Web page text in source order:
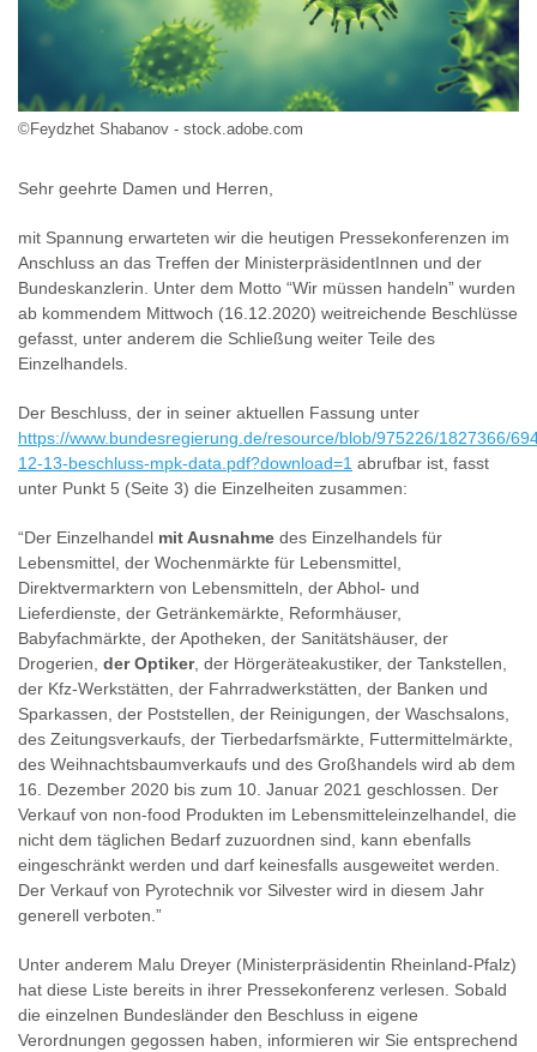
©Feydzhet Shabanov - stock.adobe.com
Sehr geehrte Damen und Herren,
mit Spannung erwarteten wir die heutigen Pressekonferenzen im
Anschluss an das Treffen der MinisterpräsidentInnen und der
Bundeskanzlerin. Unter dem Motto “Wir müssen handeln” wurden
ab kommendem Mittwoch (16.12.2020) weitreichende Beschlüsse
gefasst, unter anderem die Schließung weiter Teile des
Einzelhandels.
Der Beschluss, der in seiner aktuellen Fassung unter
https://www.bundesregierung.de/resource/blob/975226/1827366/
12-13-beschluss-mpk-data.pdf?download=1 abrufbar ist, fasst
unter Punkt 5 (Seite 3) die Einzelheiten zusammen:
“Der Einzelhandel mit Ausnahme des Einzelhandels für
Lebensmittel, der Wochenmärkte für Lebensmittel,
Direktvermarktern von Lebensmitteln, der Abhol- und
Lieferdienste, der Getränkemärkte, Reformhäuser,
Babyfachmärkte, der Apotheken, der Sanitätshäuser, der
Drogerien, der Optiker, der Hörgeräteakustiker, der Tankstellen,
der Kfz-Werkstätten, der Fahrradwerkstätten, der Banken und
Sparkassen, der Poststellen, der Reinigungen, der Waschsalons,
des Zeitungsverkaufs, der Tierbedarfsmärkte, Futtermittelmärkte,
des Weihnachtsbaumverkaufs und des Großhandels wird ab dem
16. Dezember 2020 bis zum 10. Januar 2021 geschlossen. Der
Verkauf von non-food Produkten im Lebensmitteleinzelhandel, die
nicht dem täglichen Bedarf zuzuordnen sind, kann ebenfalls
eingeschränkt werden und darf keinesfalls ausgeweitet werden.
Der Verkauf von Pyrotechnik vor Silvester wird in diesem Jahr
generell verboten.”
Unter anderem Malu Dreyer (Ministerpräsidentin Rheinland-Pfalz)
hat diese Liste bereits in ihrer Pressekonferenz verlesen. Sobald
die einzelnen Bundesländer den Beschluss in eigene
Verordnungen gegossen haben, informieren wir Sie entsprechend